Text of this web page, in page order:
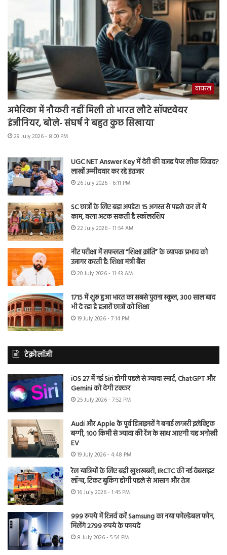
वायरल
अमेरिका में नौकरी नहीं मिली तो भारत लौटे सॉफ्टवेयर
इंजीनियर, बोले- संघर्ष ने बहुत कुछ सिखाया
29 July 2026 - 8:00 PM
UGC NET Answer Key में देरी की वजह पेपर लीक विवाद?
लाखों उम्मीदवार कर रहे इंतजार
26 July 2026 - 6:11 PM
SC छात्रों के लिए बड़ा अपडेट! 15 अगस्त से पहले कर लें ये
काम, वरना अटक सकती है स्कॉलरशिप
22 July 2026 - 11:54 AM
नीट परीक्षा में सफलता “शिक्षा क्रांति” के व्यापक प्रभाव को
उजागर करती है: शिक्षा मंत्री बैंस
20 July 2026 - 11:43 AM
1715 में शुरू हुआ भारत का सबसे पुराना स्कूल, 300 साल बाद
भी दे रहा है हजारों छात्रों को शिक्षा
19 July 2026 - 7:14 PM
टेक्नोलॉजी
iOS 27 में नई Siri होगी पहले से ज्यादा स्मार्ट, ChatGPT और
Gemini को देगी टक्कर
25 July 2026 - 7:52 PM
Audi और Apple के पूर्व डिजाइनरों ने बनाई लग्जरी इलेक्ट्रिक
बग्गी, 100 किमी से ज्यादा की रेंज के साथ आएगी यह अनोखी
EV
19 July 2026 - 4:48 PM
रेल यात्रियों के लिए बड़ी खुशखबरी, IRCTC की नई वेबसाइट
लॉन्च, टिकट बुकिंग होगी पहले से आसान और तेज
16 July 2026 - 1:45 PM
999 रुपये में रिजर्व करें Samsung का नया फोल्डेबल फोन,
मिलेंगे 2799 रुपये के फायदे
8 July 2026 - 5:54 PM